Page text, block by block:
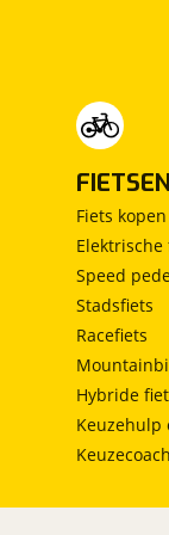
FIETSEN
Fiets kopen
Elektrische
Speed
Stadsfiets
Racefiets
Hybride
Keuzehulp
Keuzecoach